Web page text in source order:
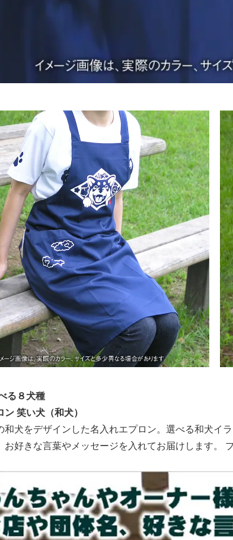
る８犬種
ン 笑い犬（和犬）
和犬をデザインした名入れエプロン。選べる和犬イ
お好きな言葉やメッセージを入れてお届けします。